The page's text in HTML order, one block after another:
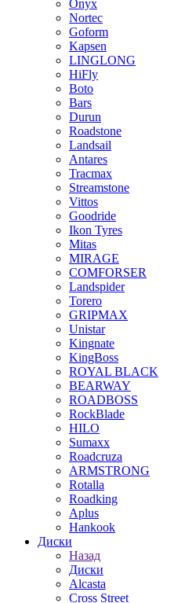
Onyx
Nortec
Goform
Kapsen
LINGLONG
HiFly
Boto
Bars
Durun
Roadstone
Landsail
Antares
Tracmax
Streamstone
Vittos
Goodride
Ikon Tyres
Mitas
MIRAGE
COMFORSER
Landspider
Torero
GRIPMAX
Unistar
Kingnate
KingBoss
ROYAL BLACK
BEARWAY
ROADBOSS
RockBlade
HILO
Sumaxx
Roadcruza
ARMSTRONG
Rotalla
Roadking
Aplus
Hankook
Диски
Назад
Диски
Alcasta
Cross Street